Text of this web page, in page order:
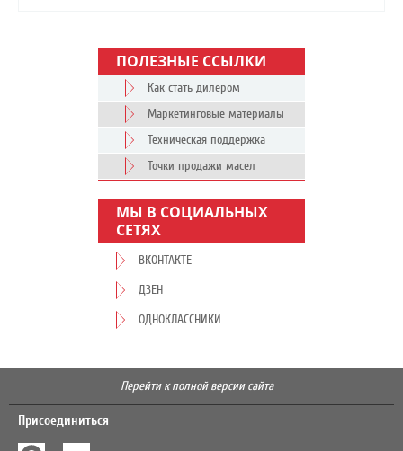
ПОЛЕЗНЫЕ ССЫЛКИ
Как стать дилером
Маркетинговые материалы
Техническая поддержка
Точки продажи масел
МЫ В СОЦИАЛЬНЫХ
СЕТЯХ
ВКОНТАКТЕ
ДЗЕН
ОДНОКЛАССНИКИ
Перейти к полной версии сайта
Присоединиться